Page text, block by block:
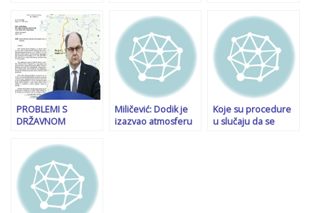
trgovati interesima
BiH, niti nas
zastrašiti!’
političkih odnosa u
BiH i sunovrat
evropskog puta
INSTITUCIJE BiH:
“Pozivam kolege da
preuzmu
odgovornost prema
zakletvi”
PROBLEMI S
DRŽAVNOM
Obustavlja se
gradnja Koridora Vc,
brzih cesta, u
problemu
Aerodrom Sarajevo,
rudnici…
Miličević: Dodik je
izazvao atmosferu
Koje su procedure
u slučaju da se